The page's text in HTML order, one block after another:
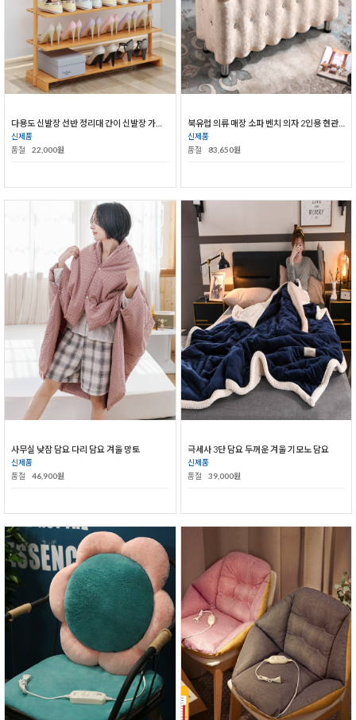
신제품
품절
22,000원
북유럽 의류 매장 소파 벤치 의자 2인용 현관 의자 신발 수납 박스
신제품
품절
83,650원
사무실 낮잠 담요 다리 담요 겨울 망토
신제품
품절
46,900원
극세사 3단 담요 두꺼운 겨울 기모노 담요
신제품
품절
39,000원